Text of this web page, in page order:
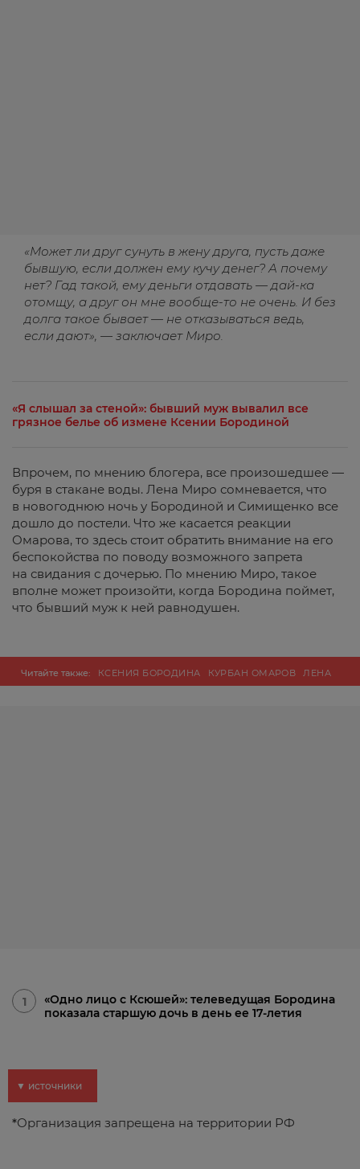
«Может ли друг сунуть в жену друга, пусть даже
бывшую, если должен ему кучу денег? А почему
нет? Гад такой, ему деньги отдавать — дай-ка
отомщу, а друг он мне вообще-то не очень. И без
долга такое бывает — не отказываться ведь,
если дают», — заключает Миро.
«Я слышал за стеной»: бывший муж вывалил все
грязное белье об измене Ксении Бородиной
Впрочем, по мнению блогера, все произошедшее —
буря в стакане воды. Лена Миро сомневается, что
в новогоднюю ночь у Бородиной и Симищенко все
дошло до постели. Что же касается реакции
Омарова, то здесь стоит обратить внимание на его
беспокойства по поводу возможного запрета
на свидания с дочерью. По мнению Миро, такое
вполне может произойти, когда Бородина поймет,
что бывший муж к ней равнодушен.
Читайте также: КСЕНИЯ БОРОДИНА КУРБАН ОМАРОВ
ЛЕНА
1
«Одно лицо с Ксюшей»: телеведущая Бородина
показала старшую дочь в день ее 17-летия
▼ источники
*Организация запрещена на территории РФ